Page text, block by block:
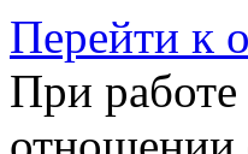
Перейти к
При